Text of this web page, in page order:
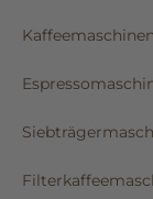
Kaffeemaschinen